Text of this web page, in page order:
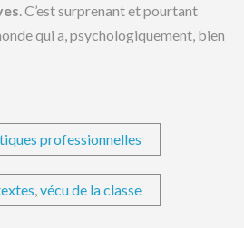
. C’est surprenant et pourtant
qui a, psychologiquement, bien
professionnelles
,vécu de la classe